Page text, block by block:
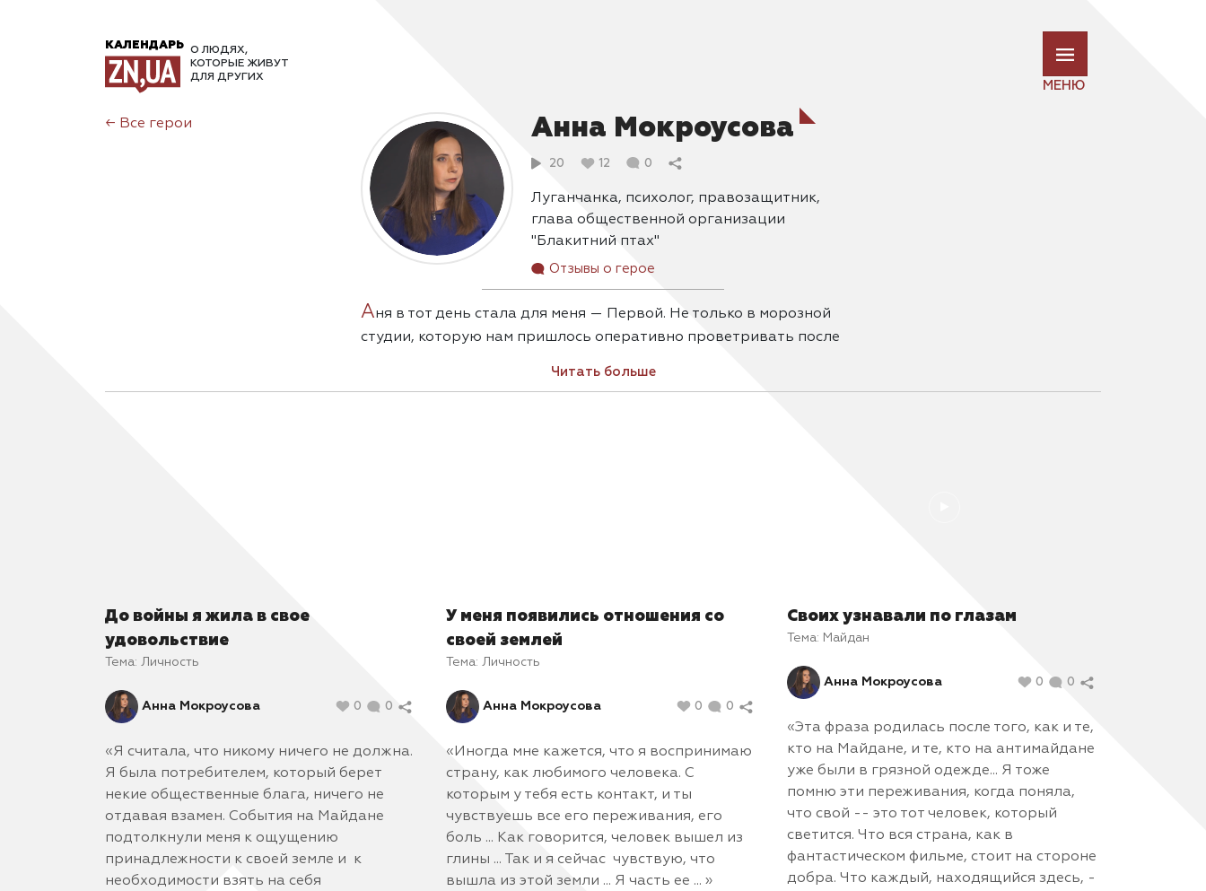
КАЛЕНДАРЬ О ЛЮДЯХ,
КОТОРЫЕ ЖИВУТ
ДЛЯ ДРУГИХ
МЕНЮ
← Все герои Анна Мокроусова
20 12 0
Луганчанка, психолог, правозащитник,
глава общественной организации
"Блакитний птах"
Отзывы о герое
Аня в тот день стала для меня — Первой. Не только в морозной
студии, которую нам пришлось оперативно проветривать после
из Макеевки), которая заявила, что готова ехать домой
Читать больше
До войны я жила в свое
удовольствие
Тема: Личность
Анна Мокроусова 0 0
«Я считала, что никому ничего не должна.
Я была потребителем, который берет
некие общественные блага, ничего не
отдавая взамен. События на Майдане
подтолкнули меня к ощущению
принадлежности к своей земле и к
необходимости взять на себя
У меня появились отношения со
своей землей
Тема: Личность
Анна Мокроусова 0 0
«Иногда мне кажется, что я воспринимаю
страну, как любимого человека. С
которым у тебя есть контакт, и ты
чувствуешь все его переживания, его
боль ... Как говорится, человек вышел из
глины ... Так и я сейчас чувствую, что
вышла из этой земли ... Я часть ее ... »
Своих узнавали по глазам
Тема: Майдан
Анна Мокроусова 0 0
«Эта фраза родилась после того, как и те,
кто на Майдане, и те, кто на антимайдане
уже были в грязной одежде... Я тоже
помню эти переживания, когда поняла,
что свой -- это тот человек, который
светится. Что вся страна, как в
фантастическом фильме, стоит на стороне
добра. Что каждый, находящийся здесь, -